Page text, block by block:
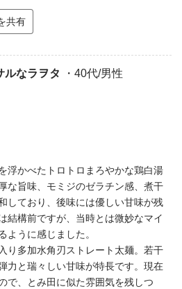
共有
ルなラヲタ ・40代/男性
浮かべたトロトロまろやかな鶏白湯
な旨味、モミジのゼラチン感、煮干
しており、後味には優しい甘味が残
結構前ですが、当時とは微妙なマイ
ように感じました。
り多加水角刃ストレート太麺。若干
力と瑞々しい甘味が特長です。現在
で、とみ田に似た雰囲気を残しつ